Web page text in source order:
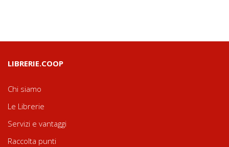
LIBRERIE.COOP
Chi siamo
Le Librerie
Servizi e vantaggi
Raccolta punti